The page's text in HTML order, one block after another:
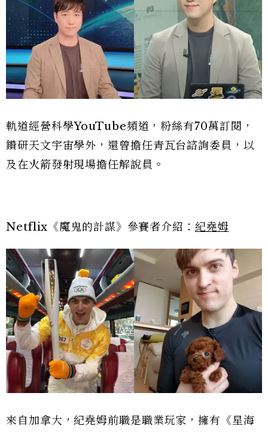
軌道經營科學YouTube頻道，粉絲有70萬訂閱，
鑽研天文宇宙學外，還曾擔任青瓦台諮詢委員，以
及在火箭發射現場擔任解說員。
Netflix《魔鬼的計謀》參賽者介紹： 紀堯姆
來自加拿大，紀堯姆前職是職業玩家，擁有《星海